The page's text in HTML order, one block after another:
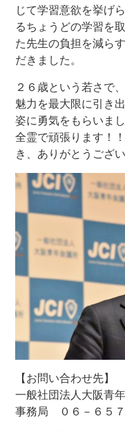
じて学習意欲を挙げ
るちょうどの学習を
た先生の負担を減ら
だきました。
２６歳という若さで
魅力を最大限に引き
姿に勇気をもらいま
全霊で頑張ります！
き、ありがとうござい
【お問い合わせ先】
一般社団法人大阪青
事務局 ０６－６５７